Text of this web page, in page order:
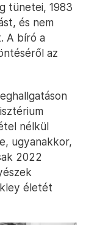
tünetei, 1983
és nem
A bíró a
az
nélkül
ugyanakkor,
2022
életét